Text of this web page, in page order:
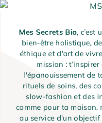
Mes Secrets Bio, c’est
bien-être holistique,
éthique et d'art de
mission :
l'épanouissement de
rituels de soins, des
slow-fashion et des
comme pour ta maison,
au service d’un